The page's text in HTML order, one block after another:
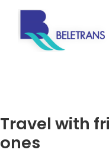
content
TRANSITÁRIOS
Travel with
ones